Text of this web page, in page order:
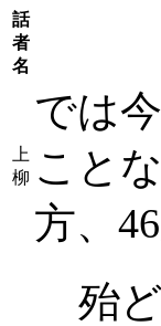
話
者
名
上
柳
では
こと
方、
殆